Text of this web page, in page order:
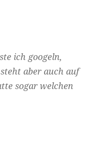
ich googeln,
aber auch auf
sogar welchen